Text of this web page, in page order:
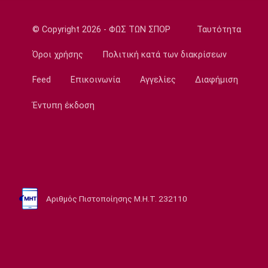
Γ Εθνική
13:50
Εθνικές Μπάσκετ
προετοιμασμένες»
Super League 2
© Copyright 2026 - ΦΩΣ ΤΩΝ ΣΠΟΡ Ταυτότητα
Όροι χρήσης Πολιτική κατά των διακρίσεων
Feed Επικοινωνία Αγγελίες Διαφήμιση
Έντυπη έκδοση
Αριθμός Πιστοποίησης Μ.Η.Τ. 232110